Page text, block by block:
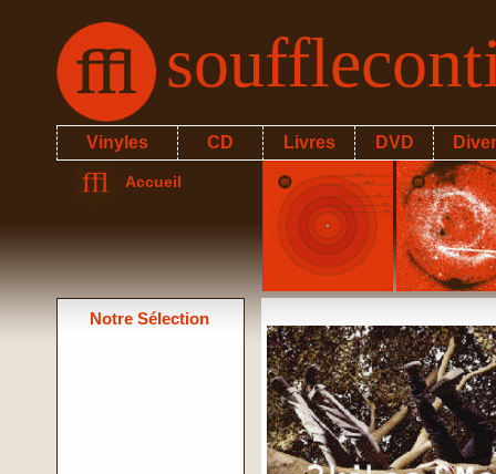
Vinyles CD Livres DVD
Accueil
Notre Sélection